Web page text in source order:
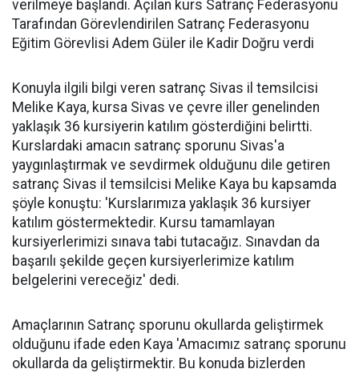
verilmeye başlandı. Açılan kurs Satranç Federasyonu
Tarafından Görevlendirilen Satranç Federasyonu
Eğitim Görevlisi Adem Güler ile Kadir Doğru verdi
Konuyla ilgili bilgi veren satranç Sivas il temsilcisi
Melike Kaya, kursa Sivas ve çevre iller genelinden
yaklaşık 36 kursiyerin katılım gösterdiğini belirtti.
Kurslardaki amacın satranç sporunu Sivas'a
yaygınlaştırmak ve sevdirmek olduğunu dile getiren
satranç Sivas il temsilcisi Melike Kaya bu kapsamda
şöyle konuştu: 'Kurslarımıza yaklaşık 36 kursiyer
katılım göstermektedir. Kursu tamamlayan
kursiyerlerimizi sınava tabi tutacağız. Sınavdan da
başarılı şekilde geçen kursiyerlerimize katılım
belgelerini vereceğiz' dedi.
Amaçlarının Satranç sporunu okullarda geliştirmek
olduğunu ifade eden Kaya 'Amacımız satranç sporunu
okullarda da geliştirmektir. Bu konuda bizlerden